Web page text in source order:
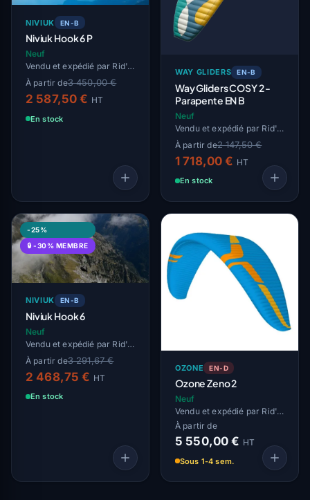
NIVIUK EN-B
Niviuk Hook 6 P
Neuf
Vendu et expédié par Rid'Air
À partir de3 450,00 €
2 587,50 € HT
En stock
WAY GLIDERS EN-B
Way Gliders COSY 2 -
Parapente EN B
Neuf
Vendu et expédié par Rid'Air
À partir de2 147,50 €
1 718,00 € HT
En stock
-25%
🔒 -30% MEMBRE
NIVIUK EN-B
Niviuk Hook 6
Neuf
Vendu et expédié par Rid'Air
À partir de3 291,67 €
2 468,75 € HT
En stock
OZONE EN-D
Ozone Zeno 2
Neuf
Vendu et expédié par Rid'Air
À partir de
5 550,00 € HT
Sous 1-4 sem.